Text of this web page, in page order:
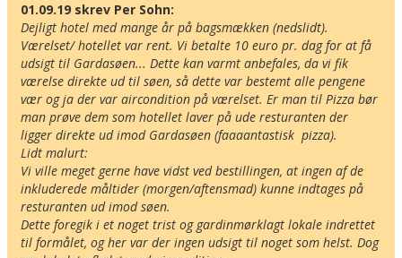
01.09.19 skrev Per Sohn:
Dejligt hotel med mange år på bagsmækken (nedslidt).
Værelset/ hotellet var rent. Vi betalte 10 euro pr. dag for at få
udsigt til Gardasøen... Dette kan varmt anbefales, da vi fik
værelse direkte ud til søen, så dette var bestemt alle pengene
vær og ja der var aircondition på værelset. Er man til Pizza bør
man prøve dem som hotellet laver på ude resturanten der
ligger direkte ud imod Gardasøen (faaaantastisk  pizza).
Lidt malurt:
Vi ville meget gerne have vidst ved bestillingen, at ingen af de
inkluderede måltider (morgen/aftensmad) kunne indtages på
resturanten ud imod søen.
Dette foregik i et noget trist og gardinmørklagt lokale indrettet
til formålet, og her var der ingen udsigt til noget som helst. Dog